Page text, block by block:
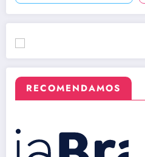
RECOMENDAMOS